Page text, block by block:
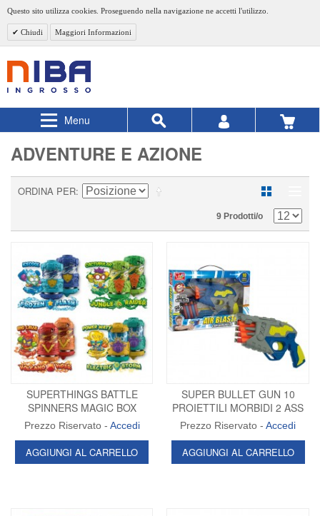
Questo sito utilizza cookies. Proseguendo nella navigazione ne accetti l'utilizzo.
Chiudi Maggiori Informazioni
Menu
ADVENTURE E AZIONE
ORDINA PER
9 Prodotti/o
SUPERTHINGS BATTLE
SPINNERS MAGIC BOX
Prezzo Riservato - Accedi
AGGIUNGI AL CARRELLO
SUPER BULLET GUN 10
PROIETTILI MORBIDI 2 ASS
Prezzo Riservato -Accedi
AGGIUNGI AL CARRELLO